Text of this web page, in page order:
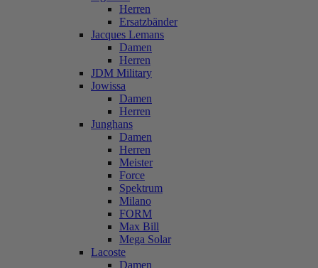
Herren
Ersatzbänder
Jacques Lemans
Damen
Herren
JDM Military
Jowissa
Damen
Herren
Junghans
Damen
Herren
Meister
Force
Spektrum
Milano
FORM
Max Bill
Mega Solar
Lacoste
Damen